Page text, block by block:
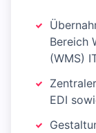
Bereich
(WMS)
EDI